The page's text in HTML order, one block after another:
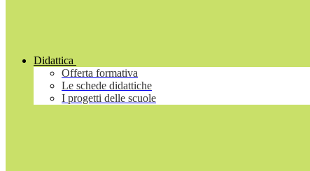
Didattica
Offerta formativa
Le schede didattiche
I progetti delle scuole